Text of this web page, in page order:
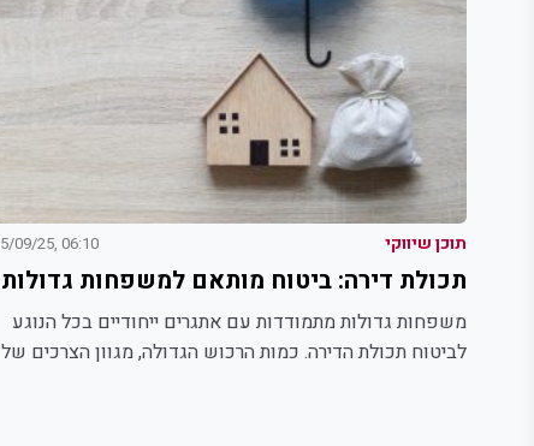
תוכן שיווקי 06:10 ,15/09/25
תכולת דירה: ביטוח מותאם למשפחות גדולות
משפחות גדולות מתמודדות עם אתגרים ייחודיים בכל הנוגע
לביטוח תכולת הדירה. כמות הרכוש הגדולה, מגוון הצרכים של